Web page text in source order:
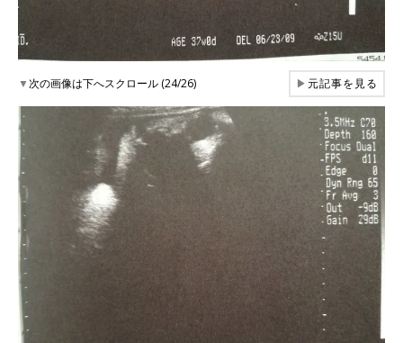
▼次の画像は下へスクロール (24/26) ▶元記事を見る